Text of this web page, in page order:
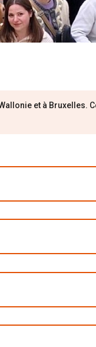
et à